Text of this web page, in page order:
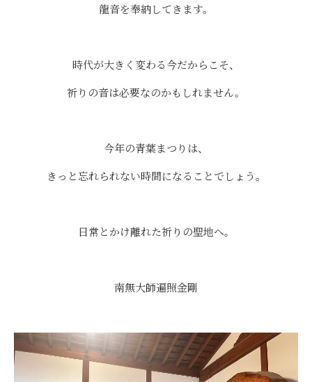
龍音を奉納してきます。
時代が大きく変わる今だからこそ、
祈りの音は必要なのかもしれません。
今年の青葉まつりは、
きっと忘れられない時間になることでしょう。
日常とかけ離れた祈りの聖地へ。
南無大師遍照金剛